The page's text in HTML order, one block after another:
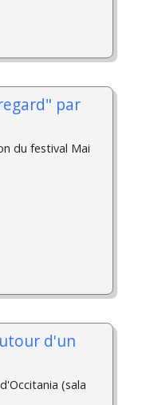
par
du festival Mai
d'un
(sala